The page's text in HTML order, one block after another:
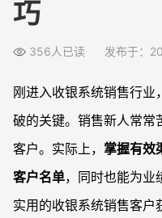
常见问题
刚入行收银系统销售，如何
市场竞争太激烈了，如何找
客户资源有限时，什么渠道
巧
356人已读 发布于：
刚进入收银系统销售行业，
破的关键。销售新人常常
客户。实际上， 掌握有效
客户名单，同时也能为业
实用的收银系统销售客户